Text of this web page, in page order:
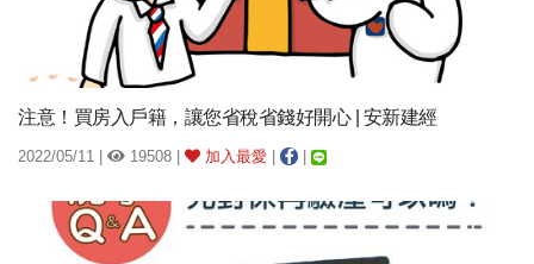
注意！買房入戶籍，讓您省稅省錢好開心 | 安新建經
2022/05/11 | 19508 | 加入最愛 | |